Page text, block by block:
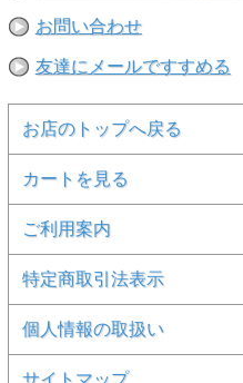
ご注文時に「在庫あり」の表示
生し、やむをえずご注文をキャ
うえ注文いただきますようお願い
お問い合わせ
友達にメールですすめる
お店のトップへ戻る
カートを見る
ご利用案内
特定商取引法表示
個人情報の取扱い
サイトマップ